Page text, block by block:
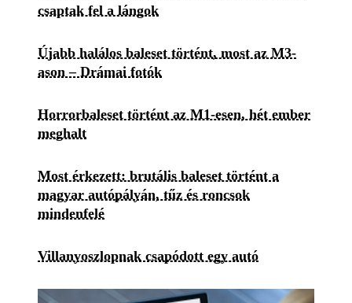
csaptak fel a lángok
Újabb halálos baleset történt, most az M3-
ason – Drámai fotók
Horrorbaleset történt az M1-esen, hét ember
meghalt
Most érkezett: brutális baleset történt a
magyar autópályán, tűz és roncsok
mindenfelé
Villanyoszlopnak csapódott egy autó